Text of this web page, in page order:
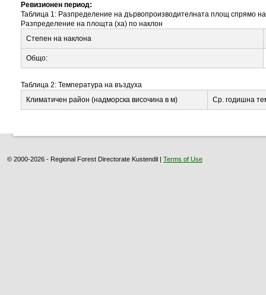
Ревизионен период:
Таблица 1: Разпределение на дървопроизводителната площ спрямо
Разпределение на площта (ха) по наклон
Степен на наклона
Общо:
Таблица 2: Температура на въздуха
Климатичен район (надморска височина в м)
Ср. годишна
© 2000-2026 - Regional Forest Directorate Kustendil | Terms of Use